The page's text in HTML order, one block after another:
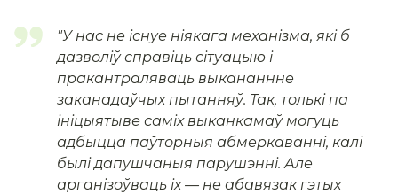
"У нас не існуе ніякага механізма, які б
дазволіўсправіць сітуацыю і
пракантраляваць выкананнне
заканадаўчых пытанняў. Так, толькі па
ініцыятыве саміх выканкамаў могуць
адбыцца паўторныя абмеркаванні, калі
былі дапушчаныя парушэнні. Але
арганізоўваць іх — не абавязак гэтых